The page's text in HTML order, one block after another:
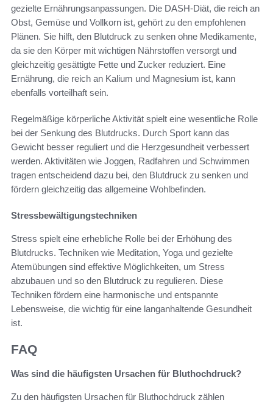
gezielte Ernährungsanpassungen. Die DASH-Diät, die reich an
Obst, Gemüse und Vollkorn ist, gehört zu den empfohlenen
Plänen. Sie hilft, den Blutdruck zu senken ohne Medikamente,
da sie den Körper mit wichtigen Nährstoffen versorgt und
gleichzeitig gesättigte Fette und Zucker reduziert. Eine
Ernährung, die reich an Kalium und Magnesium ist, kann
ebenfalls vorteilhaft sein.
Regelmäßige körperliche Aktivität spielt eine wesentliche Rolle
bei der Senkung des Blutdrucks. Durch Sport kann das
Gewicht besser reguliert und die Herzgesundheit verbessert
werden. Aktivitäten wie Joggen, Radfahren und Schwimmen
tragen entscheidend dazu bei, den Blutdruck zu senken und
fördern gleichzeitig das allgemeine Wohlbefinden.
Stressbewältigungstechniken
Stress spielt eine erhebliche Rolle bei der Erhöhung des
Blutdrucks. Techniken wie Meditation, Yoga und gezielte
Atemübungen sind effektive Möglichkeiten, um Stress
abzubauen und so den Blutdruck zu regulieren. Diese
Techniken fördern eine harmonische und entspannte
Lebensweise, die wichtig für eine langanhaltende Gesundheit
ist.
FAQ
Was sind die häufigsten Ursachen für Bluthochdruck?
Zu den häufigsten Ursachen für Bluthochdruck zählen